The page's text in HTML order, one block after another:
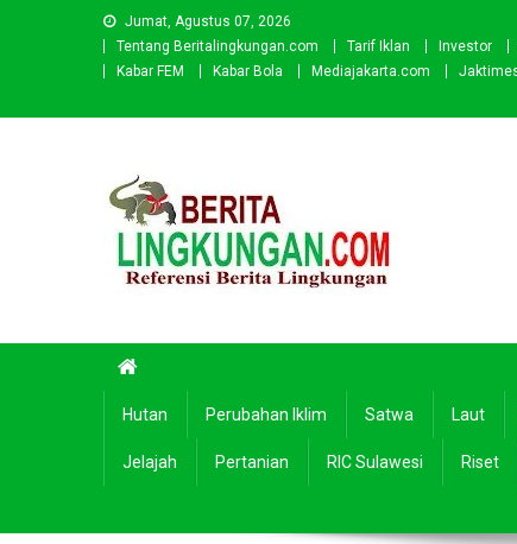
Jumat, Agustus 07, 2026
Tentang Beritalingkungan.com
Tarif Iklan Investor
Kabar FEM
Kabar Bola Mediajakarta.com
Hutan Perubahan Iklim Satwa Laut
Jelajah Pertanian RIC Sulawesi Riset